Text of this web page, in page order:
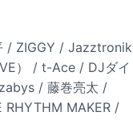
/ ZIGGY / Jazztronik
） / t-Ace / DJダイ
/ 藤巻亮太 /
RHYTHM MAKER /